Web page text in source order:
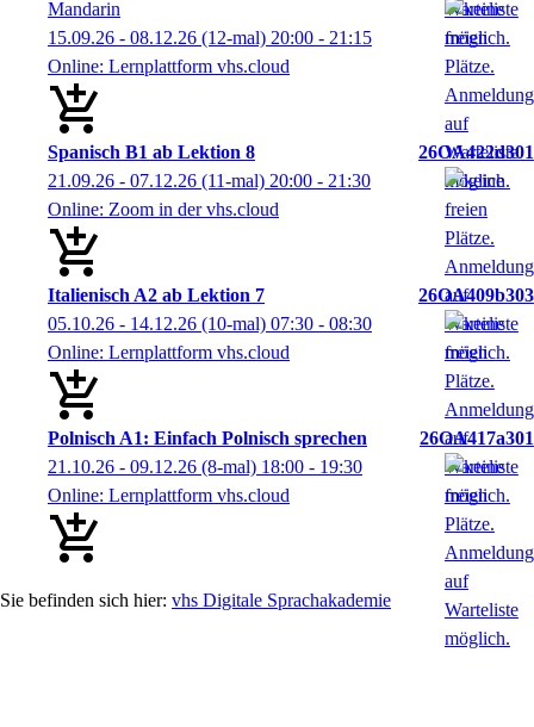
Mandarin
15.09.26 - 08.12.26 (12-mal) 20:00 - 21:15
Online: Lernplattform vhs.cloud
Spanisch B1 ab Lektion 8
26OA422d301
21.09.26 - 07.12.26 (11-mal) 20:00 - 21:30
Online: Zoom in der vhs.cloud
Italienisch A2 ab Lektion 7
26OA409b303
05.10.26 - 14.12.26 (10-mal) 07:30 - 08:30
Online: Lernplattform vhs.cloud
Polnisch A1: Einfach Polnisch sprechen
26OA417a301
21.10.26 - 09.12.26 (8-mal) 18:00 - 19:30
Online: Lernplattform vhs.cloud
vhs Digitale Sprachakademie